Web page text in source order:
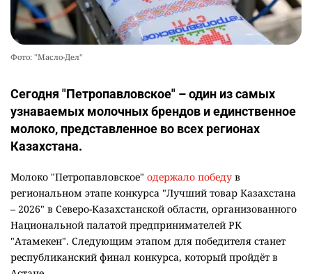
Фото: "Масло-Дел"
Сегодня "Петропавловское" – один из самых
узнаваемых молочных брендов и единственное
молоко, представленное во всех регионах
Казахстана.
Молоко "Петропавловское" одержало победу в
региональном этапе конкурса "Лучший товар Казахстана
– 2026" в Северо-Казахстанской области, организованного
Национальной палатой предпринимателей РК
"Атамекен". Следующим этапом для победителя станет
республиканский финал конкурса, который пройдёт в